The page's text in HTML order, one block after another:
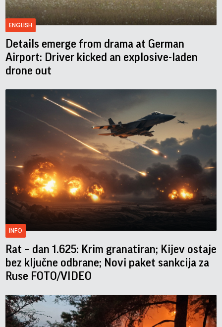
ENGLISH
Details emerge from drama at German
Airport: Driver kicked an explosive-laden
drone out
INFO
Rat – dan 1.625: Krim granatiran; Kijev ostaje
bez ključne odbrane; Novi paket sankcija za
Ruse FOTO/VIDEO